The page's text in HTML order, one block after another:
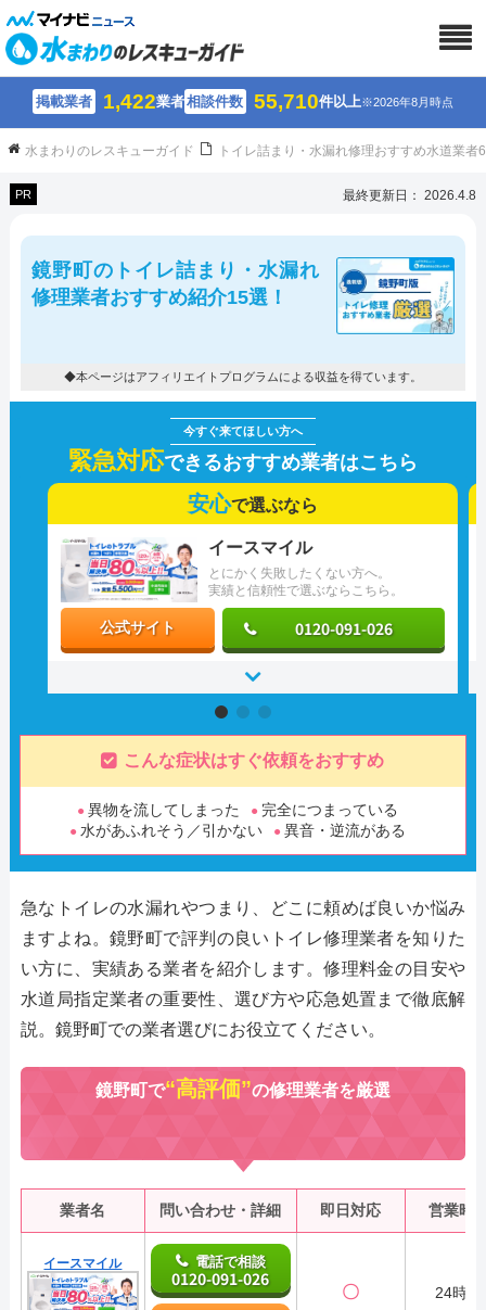
掲載業者 1,422業者相談件数 55,710件以上※2026年8月時点
水まわりのレスキューガイド トイレ詰まり・水漏れ修理おすすめ水道業
PR 最終更新日： 2026.4.8
鏡野町のトイレ詰まり・水漏れ
修理業者おすすめ紹介15選！
◆本ページはアフィリエイトプログラムによる収益を得ています。
緊急対応できるおすすめ業者はこちら
安心で選ぶなら
とにかく失敗したくない方へ。
実績と信頼性で選ぶならこちら。
イースマイル
公式サイト 0120-091-026
こんな症状はすぐ依頼をおすすめ
異物を流してしまった
完全につまっている
水があふれそう／引かない
異音・逆流がある
急なトイレの水漏れやつまり、どこに頼めば良いか悩み
ますよね。鏡野町で評判の良いトイレ修理業者を知りた
い方に、実績ある業者を紹介します。修理料金の目安や
水道局指定業者の重要性、選び方や応急処置まで徹底解
説。鏡野町での業者選びにお役立てください。
鏡野町で“高評価”の修理業者を厳選
業者名 問い合わせ・詳細 即日対応 営業時
イースマイル 電話で相談
0120-091-026
〇 24時間